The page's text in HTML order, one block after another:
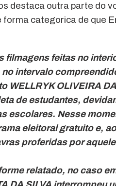
destaca outra parte do
forma categorica de que
filmagens feitas no
intervalo
WELLRYK OLIVEIRA
de estudantes,
escolares. Nesse
eleitoral gratuito e,
proferidas por
relatado, no caso e